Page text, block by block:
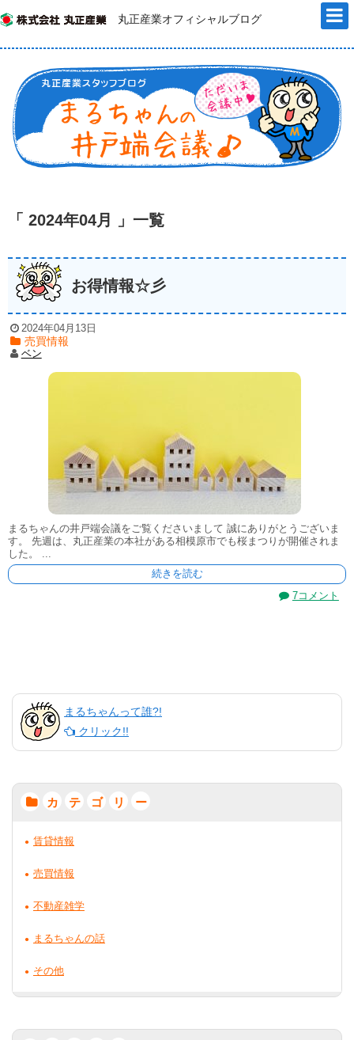
丸正産業オフィシャルブログ
「 2024年04月 」一覧
お得情報☆彡
2024年04月13日
売買情報
ベン
まるちゃんの井戸端会議をご覧くださいまして 誠にありがとうございま
す。 先週は、丸正産業の本社がある相模原市でも桜まつりが開催されま
した。 ...
続きを読む
7コメント
まるちゃんって誰?!
クリック!!
カ テ ゴ リ ー
賃貸情報
売買情報
不動産雑学
まるちゃんの話
その他